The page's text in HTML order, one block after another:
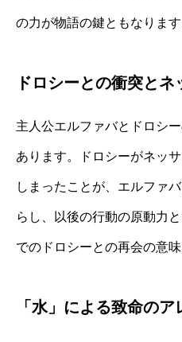
の力が物語の鍵ともなります
ドロシーとの衝突と
主人公エルファバとドロシ
あります。ドロシーがネッ
しまったことが、エルファ
らし、以後の行動の原動力
でのドロシーとの再会の意味
「水」による致命の